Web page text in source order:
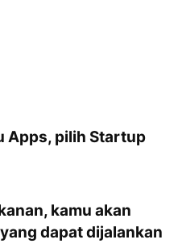
Apps, pilih Startup
kamu akan
dapat dijalankan